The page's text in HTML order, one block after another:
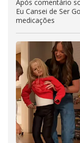
Após comentário
Eu Cansei de Ser
medicações